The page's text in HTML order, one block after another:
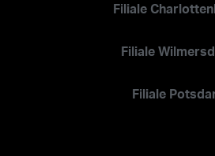
Filiale
Filiale
Filiale